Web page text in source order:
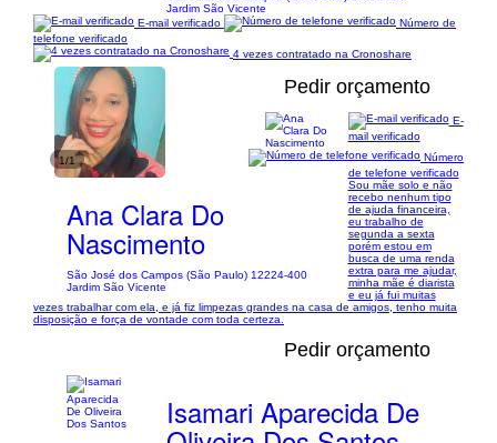
Jardim São Vicente
E-mail verificado
Número de
telefone verificado
4 vezes contratado na Cronoshare
1/1
Pedir orçamento
Ana Clara Do
Nascimento
São José dos Campos (São Paulo) 12224-400
Jardim São Vicente
E-
mail verificado
Número
de telefone verificado
Sou mãe solo e não
recebo nenhum tipo
de ajuda financeira,
eu trabalho de
segunda a sexta
porém estou em
busca de uma renda
extra para me ajudar,
minha mãe é diarista
e eu já fui muitas
vezes trabalhar com ela, e já fiz limpezas grandes na casa de amigos, tenho muita
disposição e força de vontade com toda certeza.
Pedir orçamento
Isamari Aparecida De